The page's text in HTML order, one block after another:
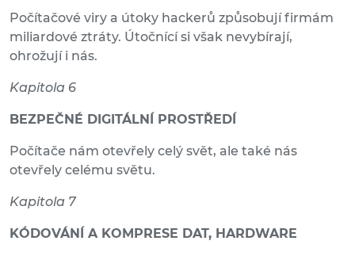
Počítačové viry a útoky hackerů způsobují firmám
miliardové ztráty. Útočnící si však nevybírají,
ohrožují i nás.
Kapitola 6
BEZPEČNÉ DIGITÁLNÍ PROSTŘEDÍ
Počítače nám otevřely celý svět, ale také nás
otevřely celému světu.
Kapitola 7
KÓDOVÁNÍ A KOMPRESE DAT, HARDWARE